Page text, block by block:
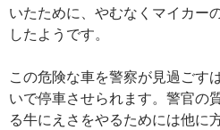
いたために、やむなくマイカー
したようです。
この危険な車を警察が見過ごす
いで停車させられます。警官の
る牛にえさをやるためには他に